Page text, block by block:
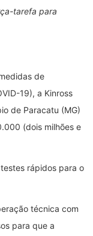
tarefa para
de
19), a Kinross
de Paracatu (MG)
(dois milhões e
rápidos para o
técnica com
para que a